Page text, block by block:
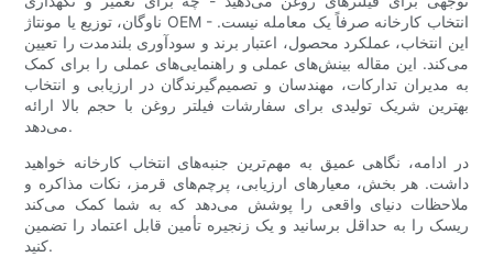
ناوگان، توزیع یا مونتاژ OEM - انتخاب کارخانه صرفاً یک معامله نیست.
این انتخاب، عملکرد محصول، اعتبار برند و سودآوری بلندمدت را تعیین
می‌کند. این مقاله بینش‌های عملی و راهنمایی‌های عملی را برای کمک
به مدیران تدارکات، مهندسان و تصمیم‌گیرندگان در ارزیابی و انتخاب
بهترین شریک تولیدی برای سفارشات فیلتر روغن با حجم بالا ارائه
می‌دهد.
در ادامه، نگاهی عمیق به مهم‌ترین جنبه‌های انتخاب کارخانه خواهید
داشت. هر بخش، معیارهای ارزیابی، پرچم‌های قرمز، نکات مذاکره و
ملاحظات دنیای واقعی را پوشش می‌دهد که به شما کمک می‌کند
ریسک را به حداقل برسانید و یک زنجیره تأمین قابل اعتماد را تضمین
کنید.